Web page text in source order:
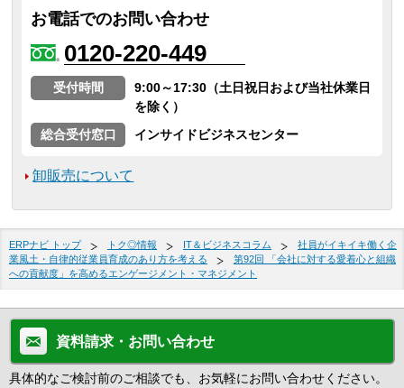
お電話でのお問い合わせ
0120-220-449
受付時間
9:00～17:30（土日祝日および当社休業日
を除く）
総合受付窓口
インサイドビジネスセンター
卸販売について
ERPナビ トップ トク◎情報 IT＆ビジネスコラム
社員がイキイキ働く企
業風土・自律的従業員育成のあり方を考える
第92回 「会社に対する愛着心と組織
への貢献度」を高めるエンゲージメント・マネジメント
資料請求・お問い合わせ
具体的なご検討前のご相談でも、お気軽にお問い合わせください。